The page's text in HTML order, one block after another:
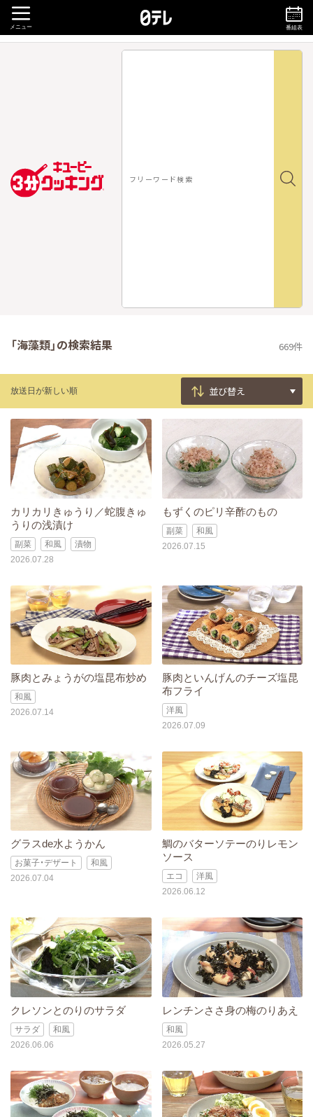
メニュー 番組表
「海藻類」の検索結果 669件
放送日が新しい順
カリカリきゅうり／蛇腹きゅ
うりの浅漬け
副菜 和風
漬物
2026.07.28
もずくのピリ辛酢のもの
副菜
和風
2026.07.15
豚肉とみょうがの塩昆布炒め
和風
2026.07.14
豚肉といんげんのチーズ塩昆
布フライ
洋風
2026.07.09
グラスde水ようかん
お菓子・デザート
和風
2026.07.04
鯛のバターソテーのりレモン
ソース
エコ
洋風
2026.06.12
クレソンとのりのサラダ
サラダ
和風
2026.06.06
レンチンささ身の梅のりあえ
和風
2026.05.27